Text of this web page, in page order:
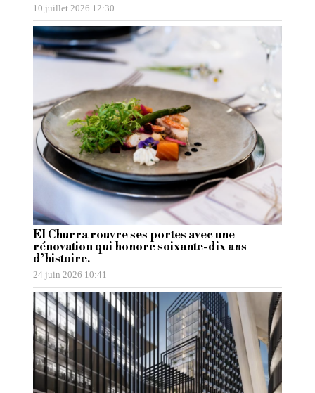
10 juillet 2026 12:30
El Churra rouvre ses portes avec une
rénovation qui honore soixante-dix ans
d’histoire.
24 juin 2026 10:41